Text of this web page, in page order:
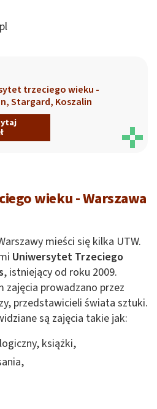
trzeciego wieku -
Stargard, Koszalin
wieku - Warszawa
mieści się kilka UTW.
Uniwersytet Trzeciego
, istniejący od roku 2009.
zajęcia prowadzano przez
przedstawicieli świata sztuki.
są zajęcia takie jak:
książki,